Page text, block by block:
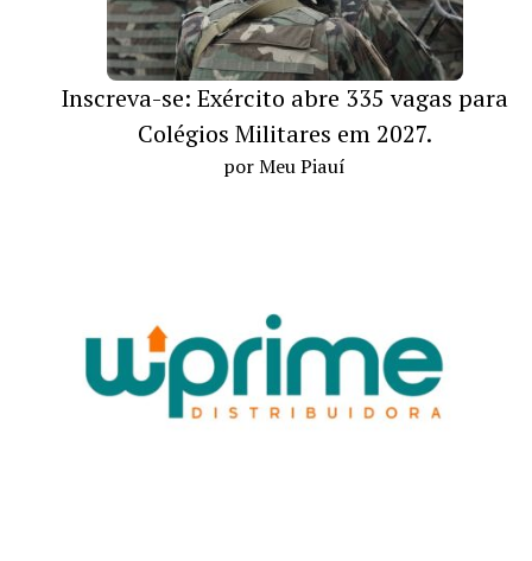
Inscreva-se: Exército abre 335 vagas para
Colégios Militares em 2027.
por Meu Piauí